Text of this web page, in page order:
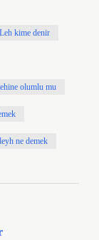
Leh kime denir
olumlu mu
ne demek